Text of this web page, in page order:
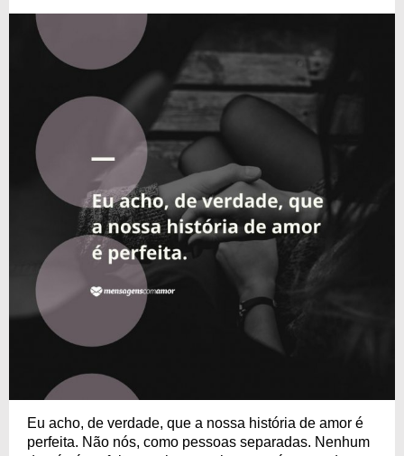
Eu acho, de verdade, que a nossa história de amor é
perfeita. Não nós, como pessoas separadas. Nenhum